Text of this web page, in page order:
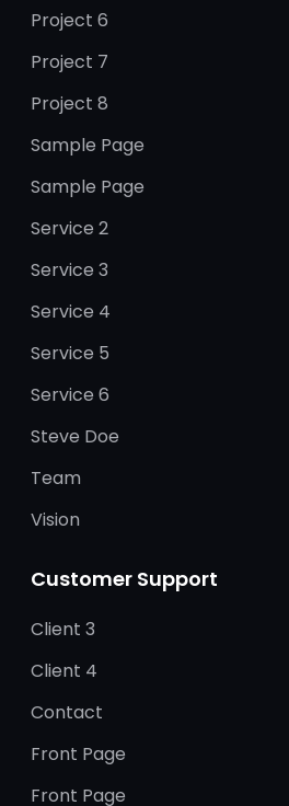
Project 6
Project 7
Project 8
Sample Page
Sample Page
Service 2
Service 3
Service 4
Service 5
Service 6
Steve Doe
Team
Vision
Customer Support
Client 3
Client 4
Contact
Front Page
Front Page